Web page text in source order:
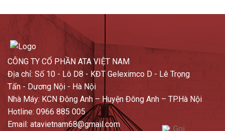
CÔNG TY CỔ PHẦN ATA VIỆT NAM
Địa chỉ: Số 10 - Lô D8 - KĐT Geleximco D - Lê Trọng
Tấn - Dương Nội - Hà Nội
Nhà Máy: KCN Đông Anh – Huyện Đông Anh – TP.Hà Nội
Hotline: 0966 885 005
Email: atavietnam68@gmail.com